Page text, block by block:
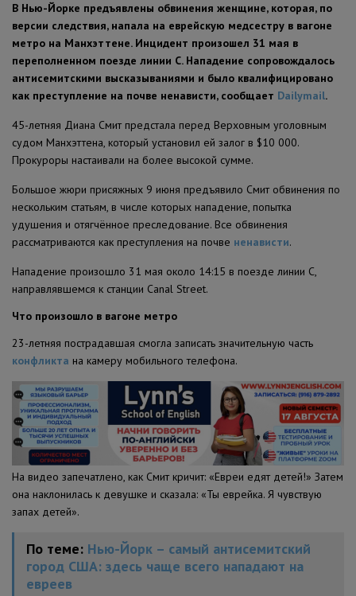
В Нью-Йорке предъявлены обвинения женщине, которая, по
версии следствия, напала на еврейскую медсестру в вагоне
метро на Манхэттене. Инцидент произошел 31 мая в
переполненном поезде линии C. Нападение сопровождалось
антисемитскими высказываниями и было квалифицировано
как преступление на почве ненависти, сообщает Dailymail.
45-летняя Диана Смит предстала перед Верховным уголовным
судом Манхэттена, который установил ей залог в $10 000.
Прокуроры настаивали на более высокой сумме.
Большое жюри присяжных 9 июня предъявило Смит обвинения по
нескольким статьям, в числе которых нападение, попытка
удушения и отягчённое преследование. Все обвинения
рассматриваются как преступления на почве ненависти.
Нападение произошло 31 мая около 14:15 в поезде линии C,
направлявшемся к станции Canal Street.
Что произошло в вагоне метро
23-летняя пострадавшая смогла записать значительную часть
конфликта на камеру мобильного телефона.
На видео запечатлено, как Смит кричит: «Евреи едят детей!» Затем
она наклонилась к девушке и сказала: «Ты еврейка. Я чувствую
запах детей».
По теме: Нью-Йорк – самый антисемитский
город США: здесь чаще всего нападают на
евреев